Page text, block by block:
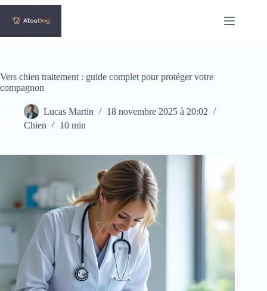
Passer
contenu
Vers chien traitement : guide complet pour protéger votre
compagnon
Lucas Martin
18 novembre 2025 à 20:02
Chien
10 min